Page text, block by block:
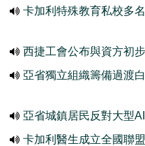
卡加利特殊教育私校多
西捷工會公布與資方初
亞省獨立組織籌備過渡
亞省城鎮居民反對大型
卡加利醫生成立全國聯